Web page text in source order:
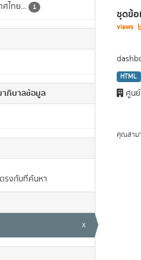
ศไทย... 1
ภิบาลข้อมูล
รงกับที่ค้นหา
x
ชุดข้อ
views
HTML
ศูนย์
คุณสาม